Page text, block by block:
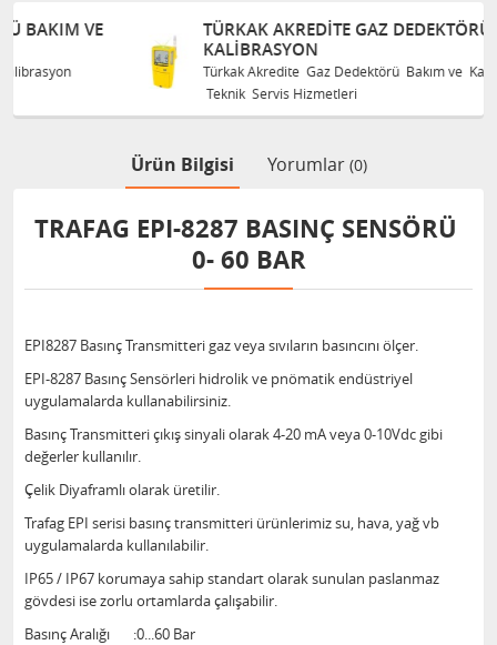
TÜRKAK AKREDITE GAZ DEDEKTÖRÜ BAKIM VE
KALIBRASYON
Türkak Akredite Gaz Dedektörü Bakım ve Kalibrasyon
Teknik Servis Hizmetleri
Ürün Bilgisi Yorumlar (0)
TRAFAG EPI-8287 BASINÇ SENSÖRÜ
0- 60 BAR
EPI8287 Basınç Transmitteri gaz veya sıvıların basıncını ölçer.
EPI-8287 Basınç Sensörleri hidrolik ve pnömatik endüstriyel
uygulamalarda kullanabilirsiniz.
Basınç Transmitteri çıkış sinyali olarak 4-20 mA veya 0-10Vdc gibi
değerler kullanılır.
Çelik Diyaframlı olarak üretilir.
Trafag EPI serisi basınç transmitteri ürünlerimiz su, hava, yağ vb
uygulamalarda kullanılabilir.
IP65 / IP67 korumaya sahip standart olarak sunulan paslanmaz
gövdesi ise zorlu ortamlarda çalışabilir.
Basınç Aralığı
:0...60 Bar